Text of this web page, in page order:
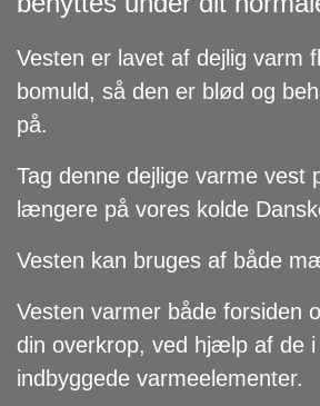
Vesten er lavet af dejlig varm
bomuld, så den er blød og
på.
Tag denne dejlige varme
længere på vores kolde
Vesten kan bruges af både
Vesten varmer både forsiden
din overkrop, ved hjælp af de
indbyggede varmeelementer.